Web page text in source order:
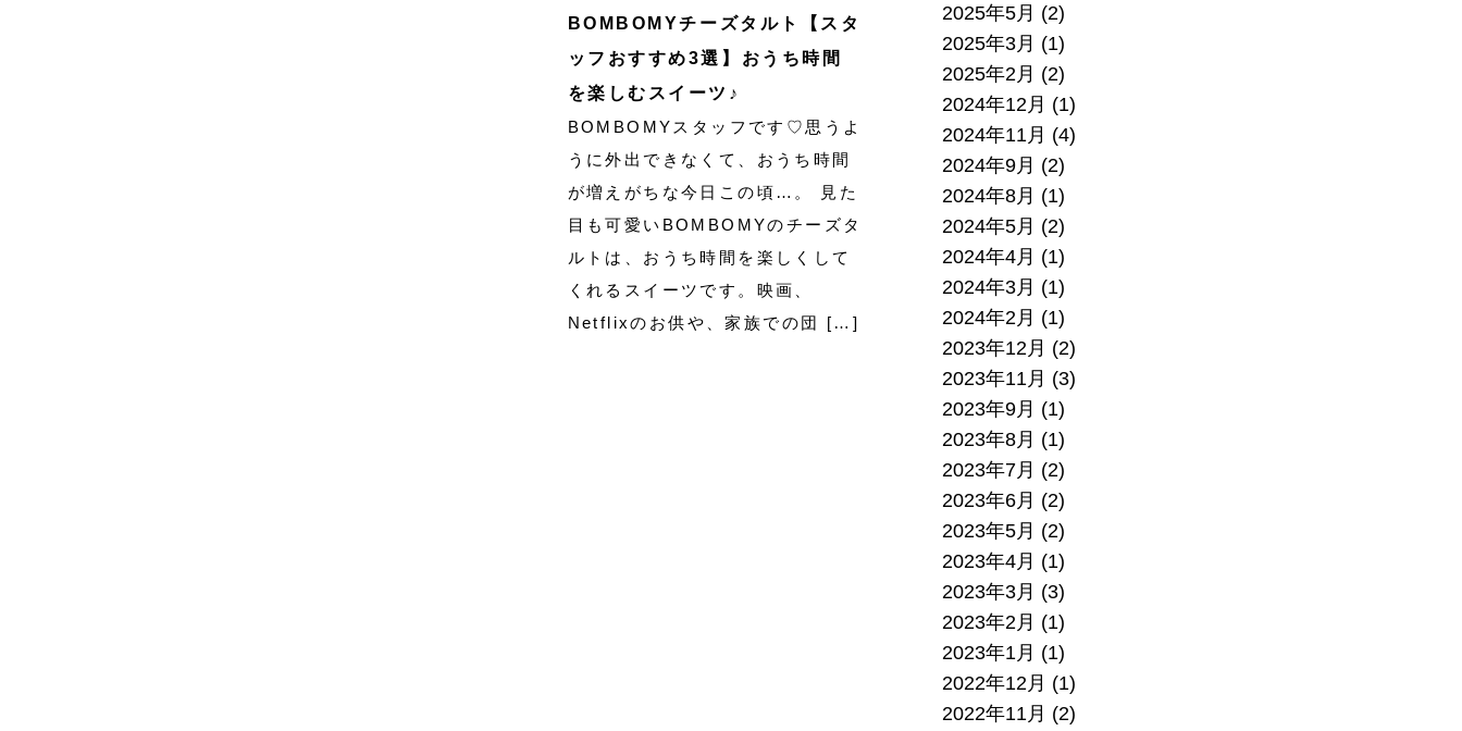
BOMBOMYチーズタルト【スタ
ッフおすすめ3選】おうち時間
を楽しむスイーツ♪
BOMBOMYスタッフです♡思うよ
うに外出できなくて、おうち時間
が増えがちな今日この頃…。 見た
目も可愛いBOMBOMYのチーズタ
ルトは、おうち時間を楽しくして
くれるスイーツです。映画、
Netflixのお供や、家族での団 […]
2025年5月 (2)
2025年3月 (1)
2025年2月 (2)
2024年12月 (1)
2024年11月 (4)
2024年9月 (2)
2024年8月 (1)
2024年5月 (2)
2024年4月 (1)
2024年3月 (1)
2024年2月 (1)
2023年12月 (2)
2023年11月 (3)
2023年9月 (1)
2023年8月 (1)
2023年7月 (2)
2023年6月 (2)
2023年5月 (2)
2023年4月 (1)
2023年3月 (3)
2023年2月 (1)
2023年1月 (1)
2022年12月 (1)
2022年11月 (2)